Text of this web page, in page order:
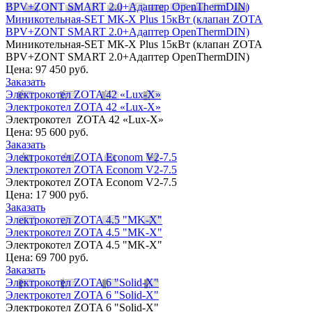
BPV+ZONT SMART 2.0+Адаптер OpenThermDIN)
Миникотельная-SET МК-X Plus 15кВт (клапан ZOTA
BPV+ZONT SMART 2.0+Адаптер OpenThermDIN)
Миникотельная-SET МК-X Plus 15кВт (клапан ZOTA
BPV+ZONT SMART 2.0+Адаптер OpenThermDIN)
Цена: 97 450 руб.
Заказать
Электрокотел ZOTA 42 «Lux-X»
Электрокотел ZOTA 42 «Lux-X»
Электрокотел ZOTA 42 «Lux-X»
Цена: 95 600 руб.
Заказать
Электрокотел ZOTA Econom V2-7.5
Электрокотел ZOTA Econom V2-7.5
Электрокотел ZOTA Econom V2-7.5
Цена: 17 900 руб.
Заказать
Электрокотел ZOTA 4.5 "MK-X"
Электрокотел ZOTA 4.5 "MK-X"
Электрокотел ZOTA 4.5 "MK-X"
Цена: 69 700 руб.
Заказать
Электрокотел ZOTA 6 "Solid-X"
Электрокотел ZOTA 6 "Solid-X"
Электрокотел ZOTA 6 "Solid-X"